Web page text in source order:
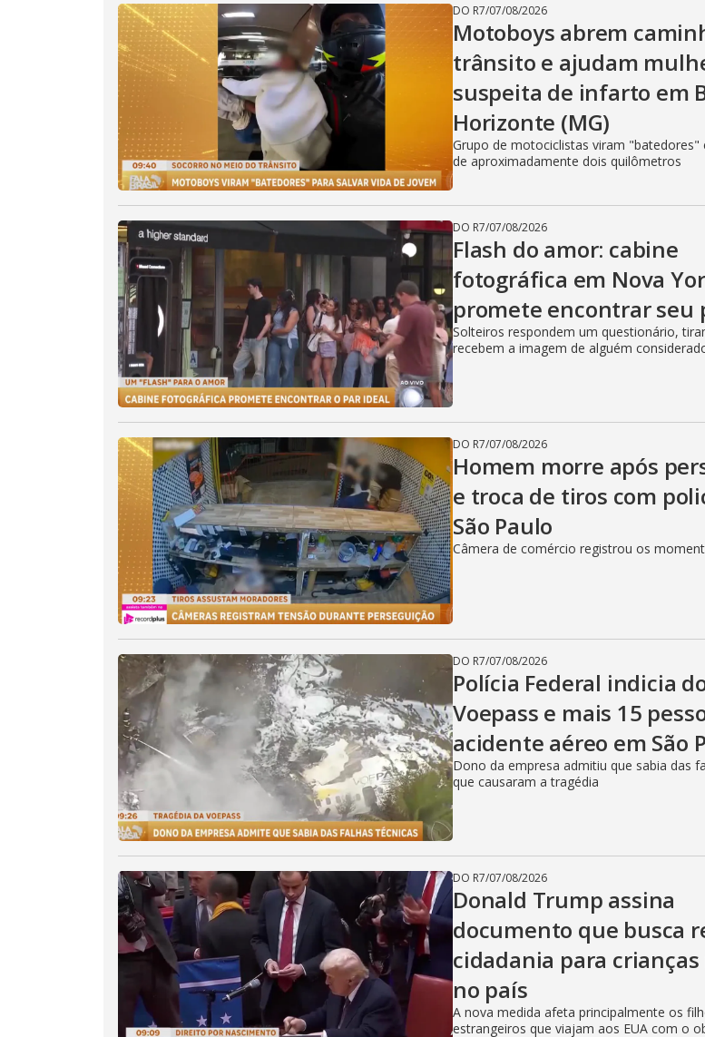
DO R7/07/08/2026
Motoboys abrem
trânsito e ajudam
suspeita de infarto em
Horizonte (MG)
Grupo de motociclistas viram
de aproximadamente dois quilômetros
DO R7/07/08/2026
Flash do amor: cabine
fotográfica em Nova
promete encontrar seu
Solteiros respondem um questionário,
recebem a imagem de alguém
DO R7/07/08/2026
Homem morre após
e troca de tiros com
São Paulo
Câmera de comércio registrou os
DO R7/07/08/2026
Polícia Federal indicia
Voepass e mais 15
acidente aéreo em São
Dono da empresa admitiu que sabia das
que causaram a tragédia
DO R7/07/08/2026
Donald Trump assina
documento que busca
cidadania para crianças
no país
A nova medida afeta principalmente os
estrangeiros que viajam aos EUA com o